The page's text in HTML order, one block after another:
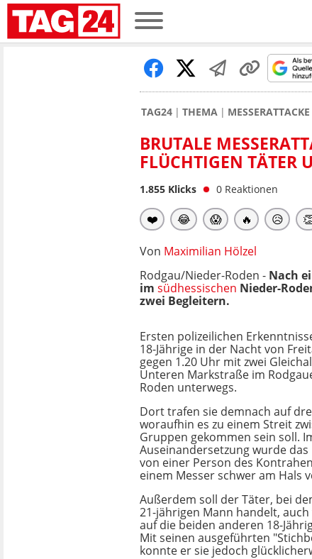
TAG24 THEMA MESSERATTACKE
BRUTALE
FLÜCHTIGEN TÄTER
1.855 Klicks 0 Reaktionen
❤️ 😂 😱 🔥 😥
Von Maximilian Hölzel
Rodgau/Nieder-Roden - Nach
im südhessischen Nieder-
zwei Begleitern.
Ersten polizeilichen
18-Jährige in der Nacht von
gegen 1.20 Uhr mit zwei
Unteren Markstraße im
Roden unterwegs.
Dort trafen sie demnach auf
woraufhin es zu einem Streit
Gruppen gekommen sein soll.
Auseinandersetzung wurde
von einer Person des
einem Messer schwer am Hals
Außerdem soll der Täter, bei
21-jährigen Mann handelt,
auf die beiden anderen 18-
Mit seinen ausgeführten
konnte er sie jedoch